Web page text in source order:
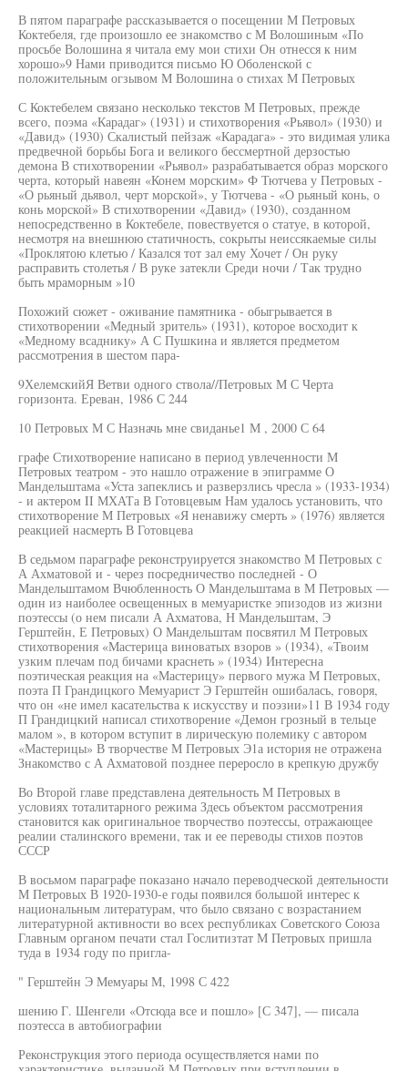
В пятом параграфе рассказывается о посещении М Петровых
Коктебеля, где произошло ее знакомство с М Волошиным «По
просьбе Волошина я читала ему мои стихи Он отнесся к ним
хорошо»9 Нами приводится письмо Ю Оболенской с
положительным огзывом М Волошина о стихах М Петровых
С Коктебелем связано несколько текстов М Петровых, прежде
всего, поэма «Карадаг» (1931) и стихотворения «Рьявол» (1930) и
«Давид» (1930) Скалистый пейзаж «Карадага» - это видимая улика
предвечной борьбы Бога и великого бессмертной дерзостью
демона В стихотворении «Рьявол» разрабатывается образ морского
черта, который навеян «Конем морским» Ф Тютчева у Петровых -
«О рьяный дьявол, черт морской», у Тютчева - «О рьяный конь, о
конь морской» В стихотворении «Давид» (1930), созданном
непосредственно в Коктебеле, повествуется о статуе, в которой,
несмотря на внешнюю статичность, сокрыты неиссякаемые силы
«Проклятою клетью / Казался тот зал ему Хочет / Он руку
расправить столетья / В руке затекли Среди ночи / Так трудно
быть мраморным »10
Похожий сюжет - оживание памятника - обыгрывается в
стихотворении «Медный зритель» (1931), которое восходит к
«Медному всаднику» А С Пушкина и является предметом
рассмотрения в шестом пара-
9ХелемскийЯ Ветви одного ствола//Петровых М С Черта
горизонта. Ереван, 1986 С 244
10 Петровых М С Назначь мне свиданье1 М , 2000 С 64
графе Стихотворение написано в период увлеченности М
Петровых театром - это нашло отражение в эпиграмме О
Мандельштама «Уста запеклись и разверзлись чресла » (1933-1934)
- и актером II МХАТа В Готовцевым Нам удалось установить, что
стихотворение М Петровых «Я ненавижу смерть » (1976) является
реакцией насмерть В Готовцева
В седьмом параграфе реконструируется знакомство М Петровых с
А Ахматовой и - через посредничество последней - О
Мандельштамом Вчюбленность О Мандельштама в М Петровых —
один из наиболее освещенных в мемуаристке эпизодов из жизни
поэтессы (о нем писали А Ахматова, Н Мандельштам, Э
Герштейн, Е Петровых) О Мандельштам посвятил М Петровых
стихотворения «Мастерица виноватых взоров » (1934), «Твоим
узким плечам под бичами краснеть » (1934) Интересна
поэтическая реакция на «Мастерицу» первого мужа М Петровых,
поэта П Грандицкого Мемуарист Э Герштейн ошибалась, говоря,
что он «не имел касательства к искусству и поэзии»11 В 1934 году
П Грандицкий написал стихотворение «Демон грозный в тельце
малом », в котором вступит в лирическую полемику с автором
«Мастерицы» В творчестве М Петровых Э1а история не отражена
Знакомство с А Ахматовой позднее переросло в крепкую дружбу
Во Второй главе представлена деятельность М Петровых в
условиях тоталитарного режима Здесь объектом рассмотрения
становится как оригинальное творчество поэтессы, отражающее
реалии сталинского времени, так и ее переводы стихов поэтов
СССР
В восьмом параграфе показано начало переводческой деятельности
М Петровых В 1920-1930-е годы появился большой интерес к
национальным литературам, что было связано с возрастанием
литературной активности во всех республиках Советского Союза
Главным органом печати стал Гослитизтат М Петровых пришла
туда в 1934 году по пригла-
" Герштейн Э Мемуары М, 1998 С 422
шению Г. Шенгели «Отсюда все и пошло» [С 347], — писала
поэтесса в автобиографии
Реконструкция этого периода осуществляется нами по